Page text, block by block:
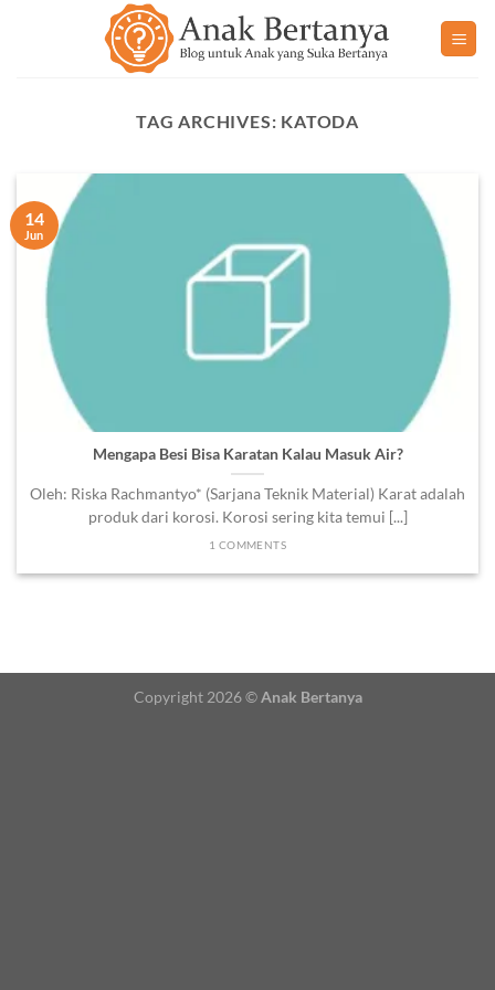
TAG ARCHIVES: KATODA
Mengapa Besi Bisa Karatan Kalau Masuk Air?
Oleh: Riska Rachmantyo* (Sarjana Teknik Material) Karat adalah
produk dari korosi. Korosi sering kita temui [...]
1 COMMENTS
14
Jun
Copyright 2026 ©Anak Bertanya